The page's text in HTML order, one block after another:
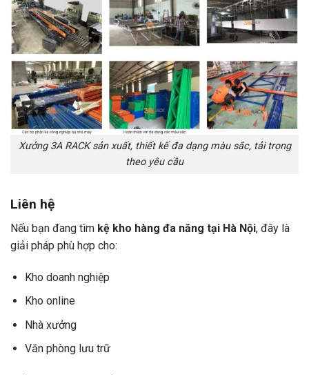
Xưởng 3A RACK sản xuất, thiết kế đa dạng màu sắc, tải trọng
theo yêu cầu
Liên hệ
Nếu bạn đang tìm kệ kho hàng đa năng tại Hà Nội, đây là
giải pháp phù hợp cho:
Kho doanh nghiệp
Kho online
Nhà xưởng
Văn phòng lưu trữ